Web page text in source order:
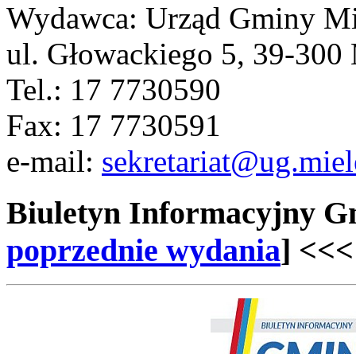
Wydawca: Urząd Gminy
ul. Głowackiego 5, 39-300
Tel.: 17 7730590
Fax: 17 7730591
e-mail:
Biuletyn Informacyjny
poprzednie wydania] <<<